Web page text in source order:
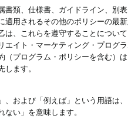
書類、仕様書、ガイドライン、別
適用されるその他のポリシーの最
は、これらを遵守することにつ
エイト・マーケティング・プログ
（プログラム・ポリシーを含む）
ます。
、および「例えば」という用語は
い」を意味します。